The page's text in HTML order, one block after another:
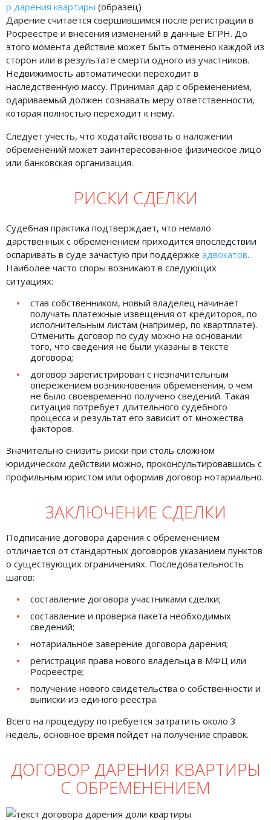
р дарения квартиры (образец)
Дарение считается свершившимся после регистрации в
Росреестре и внесения изменений в данные ЕГРН. До
этого момента действие может быть отменено каждой из
сторон или в результате смерти одного из участников.
Недвижимость автоматически переходит в
наследственную массу. Принимая дар с обременением,
одариваемый должен сознавать меру ответственности,
которая полностью переходит к нему.
Следует учесть, что ходатайствовать о наложении
обременений может заинтересованное физическое лицо
или банковская организация.
РИСКИ СДЕЛКИ
Судебная практика подтверждает, что немало
дарственных с обременением приходится впоследствии
оспаривать в суде зачастую при поддержке адвокатов.
Наиболее часто споры возникают в следующих
ситуациях:
став собственником, новый владелец начинает
получать платежные извещения от кредиторов, по
исполнительным листам (например, по квартплате).
Отменить договор по суду можно на основании
того, что сведения не были указаны в тексте
договора;
договор зарегистрирован с незначительным
опережением возникновения обременения, о чем
не было своевременно получено сведений. Такая
ситуация потребует длительного судебного
процесса и результат его зависит от множества
факторов.
Значительно снизить риски при столь сложном
юридическом действии можно, проконсультировавшись с
профильным юристом или оформив договор нотариально.
ЗАКЛЮЧЕНИЕ СДЕЛКИ
Подписание договора дарения с обременением
отличается от стандартных договоров указанием пунктов
о существующих ограничениях. Последовательность
шагов:
составление договора участниками сделки;
составление и проверка пакета необходимых
сведений;
нотариальное заверение договора дарения;
регистрация права нового владельца в МФЦ или
Росреестре;
получение нового свидетельства о собственности и
выписки из единого реестра.
Всего на процедуру потребуется затратить около 3
недель, основное время пойдет на получение справок.
ДОГОВОР ДАРЕНИЯ КВАРТИРЫ
С ОБРЕМЕНЕНИЕМ